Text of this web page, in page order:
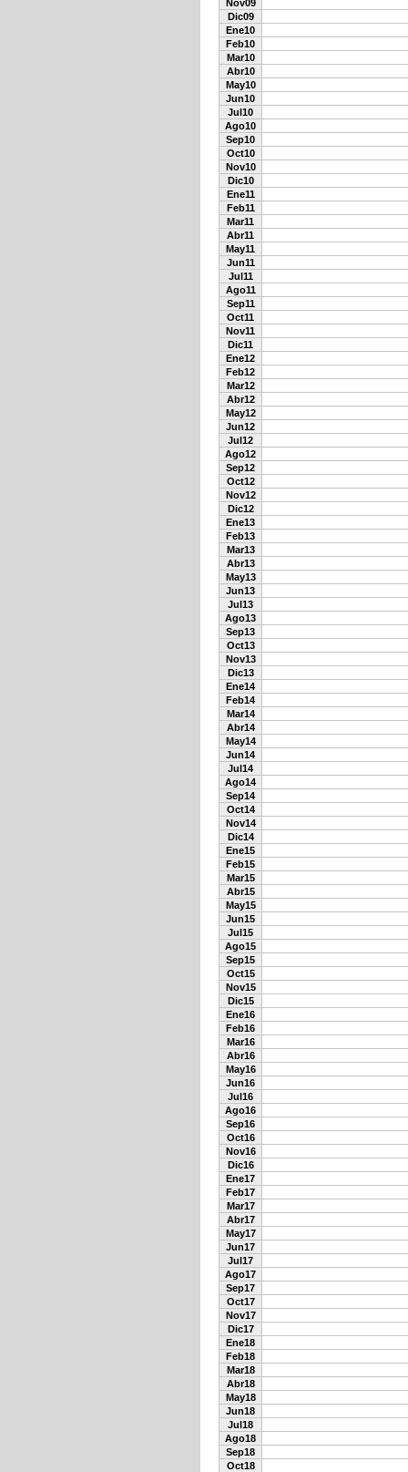
Nov09
Dic09
Ene10
Feb10
Mar10
Abr10
May10
Jun10
Jul10
Ago10
Sep10
Oct10
Nov10
Dic10
Ene11
Feb11
Mar11
Abr11
May11
Jun11
Jul11
Ago11
Sep11
Oct11
Nov11
Dic11
Ene12
Feb12
Mar12
Abr12
May12
Jun12
Jul12
Ago12
Sep12
Oct12
Nov12
Dic12
Ene13
Feb13
Mar13
Abr13
May13
Jun13
Jul13
Ago13
Sep13
Oct13
Nov13
Dic13
Ene14
Feb14
Mar14
Abr14
May14
Jun14
Jul14
Ago14
Sep14
Oct14
Nov14
Dic14
Ene15
Feb15
Mar15
Abr15
May15
Jun15
Jul15
Ago15
Sep15
Oct15
Nov15
Dic15
Ene16
Feb16
Mar16
Abr16
May16
Jun16
Jul16
Ago16
Sep16
Oct16
Nov16
Dic16
Ene17
Feb17
Mar17
Abr17
May17
Jun17
Jul17
Ago17
Sep17
Oct17
Nov17
Dic17
Ene18
Feb18
Mar18
Abr18
May18
Jun18
Jul18
Ago18
Sep18
Oct18